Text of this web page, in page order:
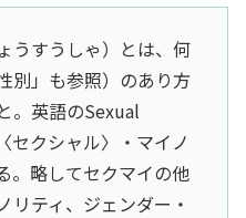
うすうしゃ）とは、何
別」も参照）のあり方
。英語のSexual
クシャル〉・マイノ
。略してセクマイの他
リティ、ジェンダー・